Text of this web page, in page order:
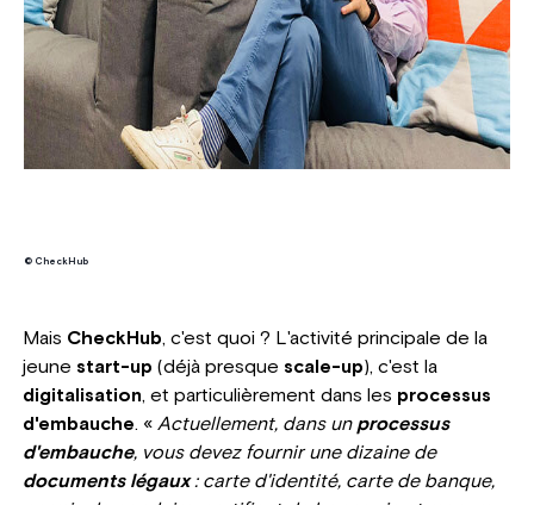
© CheckHub
Mais CheckHub, c'est quoi ? L'activité principale de la
jeune start-up (déjà presque scale-up), c'est la
digitalisation, et particulièrement dans les processus
d'embauche. « Actuellement, dans un processus
d'embauche, vous devez fournir une dizaine de
documents légaux: carte d'identité, carte de banque,